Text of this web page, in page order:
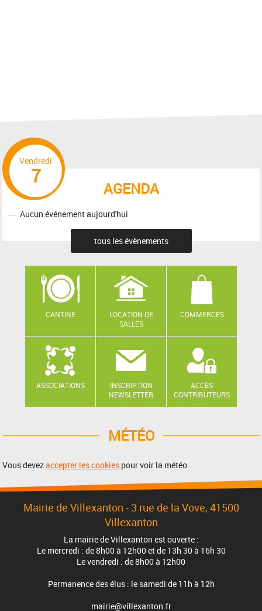
AGENDA
Vendredi
7
Aucun événement aujourd'hui
tous les évènements
CANTINE
LOCATION DE
SALLES
COMMERCES
ASSOCIATIONS
INSCRIPTION
NEWSLETTER
ACCÈS
CONTRIBUTEURS
MÉTÉO
Vous devezaccepter les cookies pour voir la météo.
Mairie de Villexanton - 3 rue de la Vove, 41500
Villexanton
La mairie de Villexanton est ouverte :
Le mercredi : de 8h00 à 12h00 et de 13h 30 à 16h 30
Le vendredi : de 8h00 à 12h00
Permanence des élus : le samedi de 11h à 12h
mairie@villexanton.fr